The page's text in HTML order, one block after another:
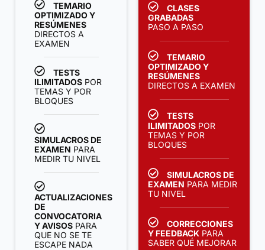
TEMARIO
OPTIMIZADO Y
RESÚMENES
DIRECTOS A
EXAMEN
TESTS
ILIMITADOS POR
TEMAS Y POR
BLOQUES
SIMULACROS DE
EXAMEN PARA
MEDIR TU NIVEL
ACTUALIZACIONES
DE
CONVOCATORIA
Y AVISOS PARA
QUE NO SE TE
ESCAPE NADA
CLASES
GRABADAS
PASO A PASO
TEMARIO
OPTIMIZADO Y
RESÚMENES
DIRECTOS A EXAMEN
TESTS
ILIMITADOS POR
TEMAS Y POR
BLOQUES
SIMULACROS DE
EXAMEN PARA MEDIR
TU NIVEL
CORRECCIONES
Y FEEDBACK PARA
SABER QUÉ MEJORAR